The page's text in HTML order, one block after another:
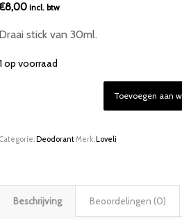
8,00 incl. btw
Draai stick van 30ml.
1 op voorraad
Toevoegen aan
Categorie:DeodorantMerk:Loveli
Beschrijving Beoordelingen (0)